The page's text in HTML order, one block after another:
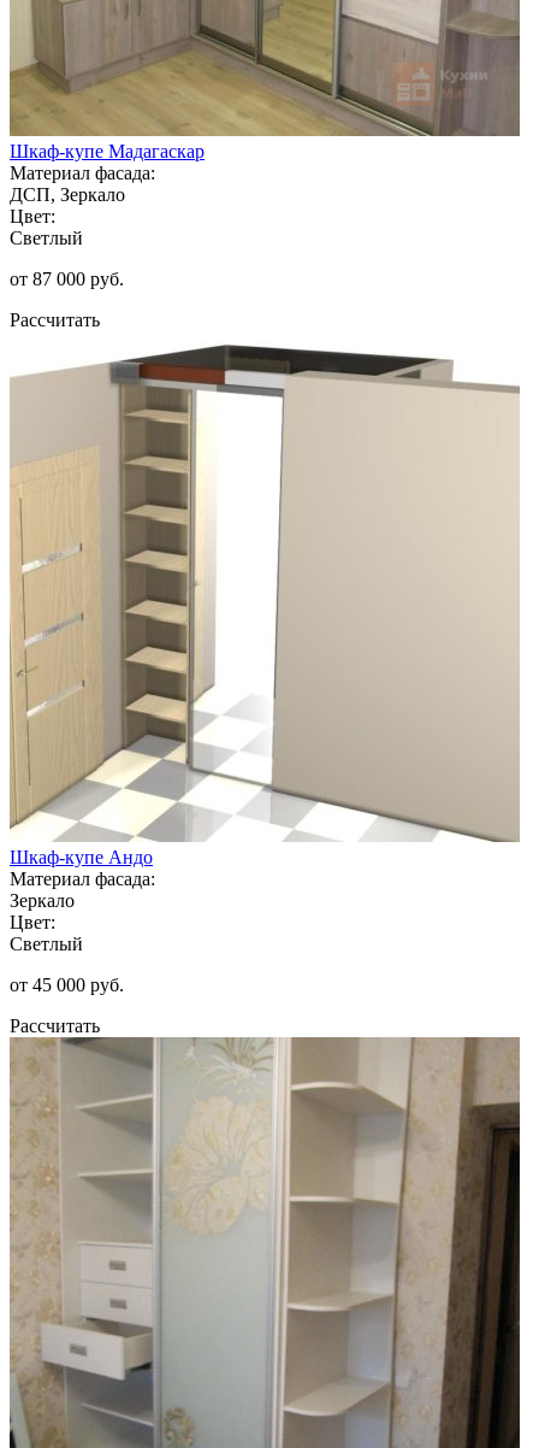
Шкаф-купе Мадагаскар
Материал фасада:
ДСП, Зеркало
Цвет:
Светлый
от 87 000 руб.
Рассчитать
Шкаф-купе Андо
Материал фасада:
Зеркало
Цвет:
Светлый
от 45 000 руб.
Рассчитать